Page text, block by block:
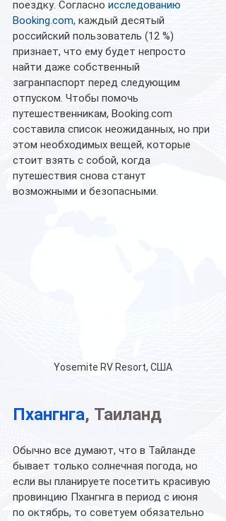
поездку. Согласно исследованию
Booking.com, каждый десятый
российский пользователь (12 %)
признает, что ему будет непросто
найти даже собственный
загранпаспорт перед следующим
отпуском. Чтобы помочь
путешественникам, Booking.com
составила список неожиданных, но при
этом необходимых вещей, которые
стоит взять с собой, когда
путешествия снова станут
возможными и безопасными.
Yosemite RV Resort, США
Пхангнга, Таиланд
Обычно все думают, что в Тайланде
бывает только солнечная погода, но
если вы планируете посетить красивую
провинцию Пхангнга в период с июня
по октябрь, то советуем обязательно